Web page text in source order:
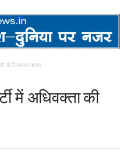
गोली मारकर हत्या
में अधिवक्ता की